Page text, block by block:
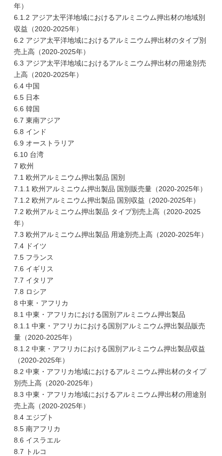
年）
6.1.2 アジア太平洋地域におけるアルミニウム押出材の地域別
収益（2020-2025年）
6.2 アジア太平洋地域におけるアルミニウム押出材のタイプ別
売上高（2020-2025年）
6.3 アジア太平洋地域におけるアルミニウム押出材の用途別売
上高（2020-2025年）
6.4 中国
6.5 日本
6.6 韓国
6.7 東南アジア
6.8 インド
6.9 オーストラリア
6.10 台湾
7 欧州
7.1 欧州アルミニウム押出製品 国別
7.1.1 欧州アルミニウム押出製品 国別販売量（2020-2025年）
7.1.2 欧州アルミニウム押出製品 国別収益（2020-2025年）
7.2 欧州アルミニウム押出製品 タイプ別売上高（2020-2025
年）
7.3 欧州アルミニウム押出製品 用途別売上高（2020-2025年）
7.4 ドイツ
7.5 フランス
7.6 イギリス
7.7 イタリア
7.8 ロシア
8 中東・アフリカ
8.1 中東・アフリカにおける国別アルミニウム押出製品
8.1.1 中東・アフリカにおける国別アルミニウム押出製品販売
量（2020-2025年）
8.1.2 中東・アフリカにおける国別アルミニウム押出製品収益
（2020-2025年）
8.2 中東・アフリカ地域におけるアルミニウム押出材のタイプ
別売上高（2020-2025年）
8.3 中東・アフリカ地域におけるアルミニウム押出材の用途別
売上高（2020-2025年）
8.4 エジプト
8.5 南アフリカ
8.6 イスラエル
8.7 トルコ